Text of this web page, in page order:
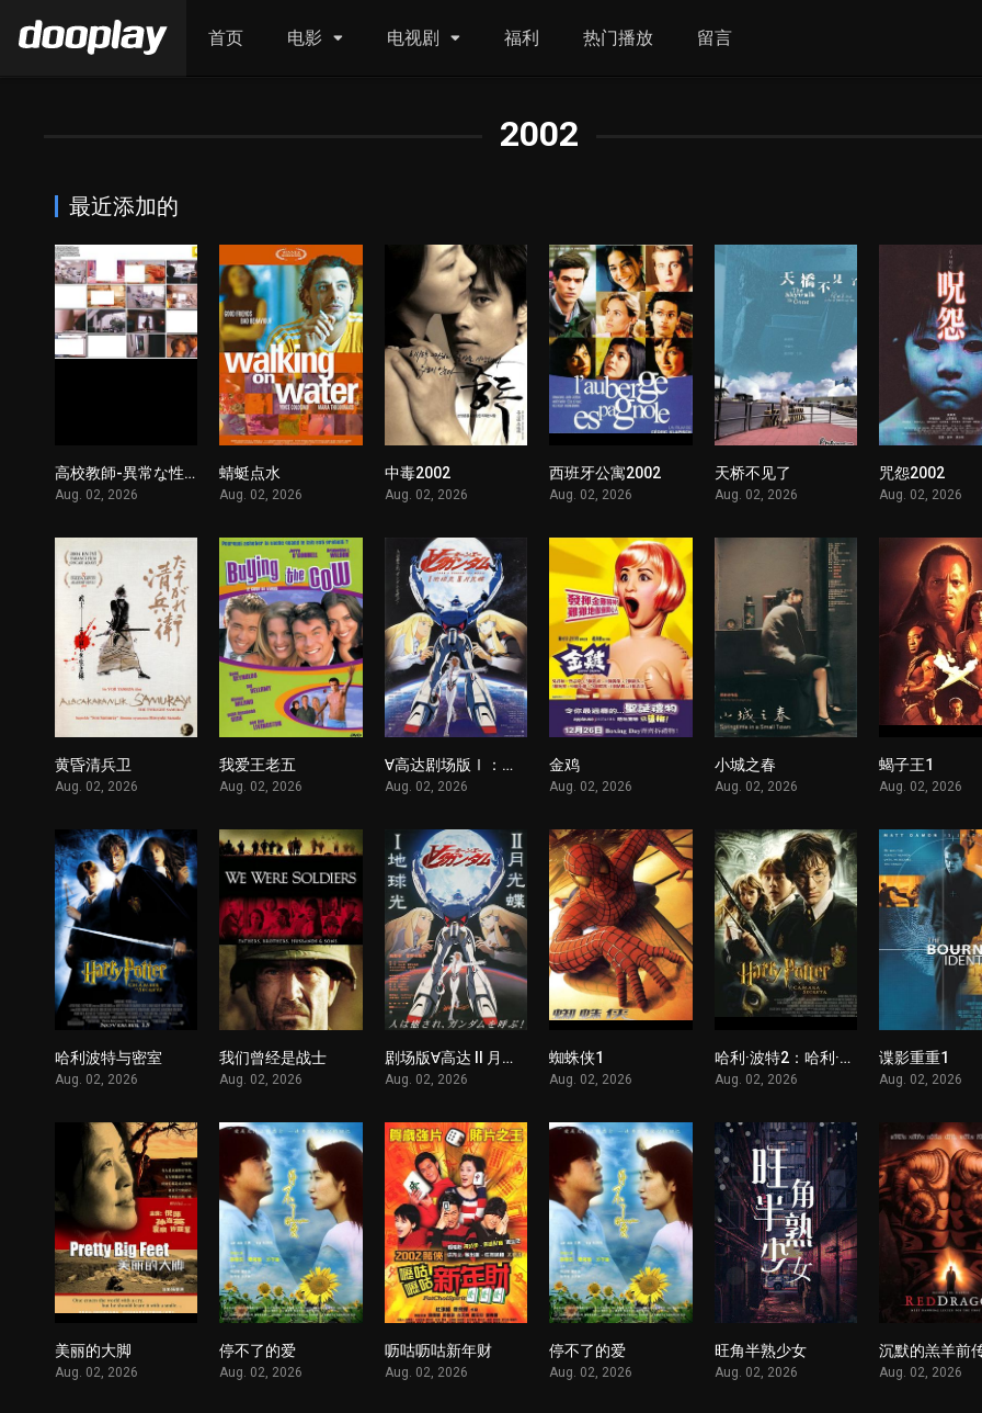
首页 电影 电视剧 福利 热门播放 留言
2002
最近添加的
1高校教師-異常な性癖-
Aug. 02, 2026
蜻蜓点水
Aug. 02, 2026
中毒2002
Aug. 02, 2026
西班牙公寓2002
Aug. 02, 2026
天桥不见了
Aug. 02, 2026
咒怨2002
Aug. 02, 2026
黄昏清兵卫
Aug. 02, 2026
我爱王老五
Aug. 02, 2026
1
∀高达剧场版Ⅰ：地球光
Aug. 02, 2026
金鸡
Aug. 02, 2026
小城之春
Aug. 02, 2026
蝎子王1
Aug. 02, 2026
哈利波特与密室
Aug. 02, 2026
我们曾经是战士
Aug. 02, 2026
1
剧场版∀高达 II 月光蝶
Aug. 02, 2026
蜘蛛侠1
Aug. 02, 2026
1
哈利·波特2：哈利·波特与密室
Aug. 02, 2026
谍影重重1
Aug. 02, 2026
美丽的大脚
Aug. 02, 2026
停不了的爱
Aug. 02, 2026
呖咕呖咕新年财
Aug. 02, 2026
停不了的爱
Aug. 02, 2026
旺角半熟少女
Aug. 02, 2026
沉默的羔羊前
Aug. 02, 2026